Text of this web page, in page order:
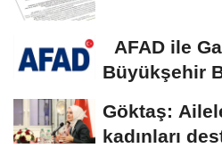
AFAD ile
Büyükşehir
Göktaş:
kadınları